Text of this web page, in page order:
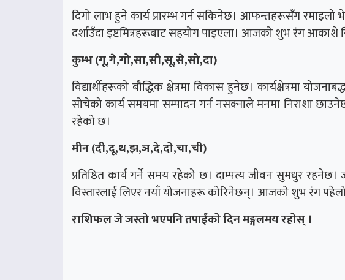
दिगो लाभ हुने कार्य प्रारम्भ गर्न सकिनेछ। आफन्तहरूसँग
दर्शाउँदा इष्टमित्रहरूबाट सहयोग पाइएला। आजको शुभ रंग
कुम्भ (गू,गे,गो,सा,सी,सू,से,सो,दा)
विद्यार्थीहरूको बौद्धिक क्षेत्रमा विकास हुनेछ। कार्यक्षेत्रमा
सोचेको कार्य समयमा सम्पादन गर्न नसक्नाले मनमा निराशा
रहेको छ।
मीन (दी,दू,थ,झ,ञ,दे,दो,चा,ची)
प्रतिष्ठित कार्य गर्ने समय रहेको छ। दाम्पत्य जीवन सुमधुर रहनेछ।
विस्तारलाई लिएर नयाँ योजनाहरू कोरिनेछन्। आजको शुभ रंग
राशिफल जे जस्तो भएपनि तपाईंको दिन मङ्गलमय रहोस् ।